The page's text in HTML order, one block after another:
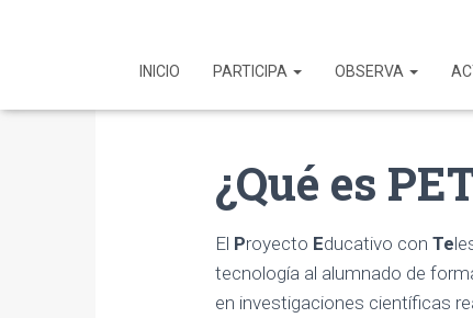
INICIO PARTICIPA OBSERVA
¿Qué es
El Proyecto Educativo con Te
tecnología al alumnado de
en investigaciones científicas